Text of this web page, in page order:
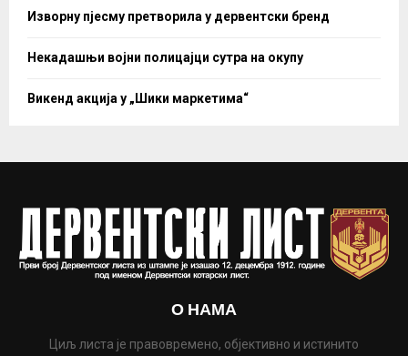
Изворну пјесму претворила у дервентски бренд
Некадашњи војни полицајци сутра на окупу
Викенд акција у „Шики маркетима“
О НАМА
Циљ листа је правовремено, објективно и истинито